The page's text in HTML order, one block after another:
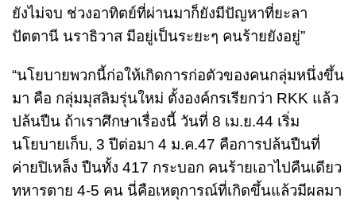
ยังไม่จบ ช่วงอาทิตย์ที่ผ่านมาก็ยังมีปัญหาที่ยะลา
ปัตตานี นราธิวาส มีอยู่เป็นระยะๆ คนร้ายยังอยู่”
“นโยบายพวกนี้ก่อให้เกิดการก่อตัวของคนกลุ่มหนึ่งขึ้น
มา คือ กลุ่มมุสลิมรุ่นใหม่ ตั้งองค์กรเรียกว่า RKK แล้ว
ปล้นปืน ถ้าเราศึกษาเรื่องนี้ วันที่ 8 เม.ย.44 เริ่ม
นโยบายเก็บ, 3 ปีต่อมา 4 ม.ค.47 คือการปล้นปืนที่
ค่ายปิเหล็ง ปืนทั้ง 417 กระบอก คนร้ายเอาไปคืนเดียว
ทหารตาย 4-5 คน นี่คือเหตุการณ์ที่เกิดขึ้นแล้วมีผลมา